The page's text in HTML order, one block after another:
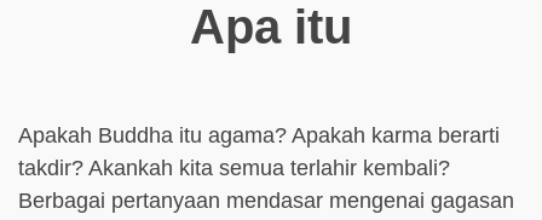
Apa itu
Apakah Buddha itu agama? Apakah karma berarti
takdir? Akankah kita semua terlahir kembali?
Berbagai pertanyaan mendasar mengenai gagasan